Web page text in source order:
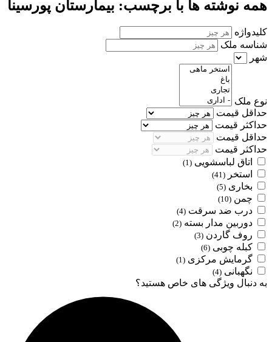
همه نوشته ها با برچسب: بیمارستان پورسینا
کلیدواژه
شناسه ملک
شهر
نوع ملک
حداقل قیمت
حداکثر قیمت
حداقل قیمت
حداکثر قیمت
اتاق لباسشویی (1)
استخر (41)
بخاری (5)
چمن (10)
درب ضد سرقت (4)
دوربین مدار بسته (2)
روف گاردن (3)
کبله چوبی (6)
گرمایش مرکزی (1)
نگهبانی (4)
به دنبال ویژگی های خاص هستید؟